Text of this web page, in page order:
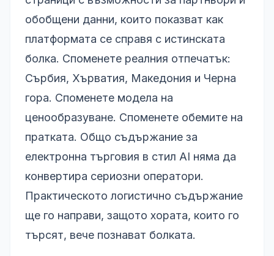
обобщени данни, които показват как
платформата се справя с истинската
болка. Споменете реалния отпечатък:
Сърбия, Хърватия, Македония и Черна
гора. Споменете модела на
ценообразуване. Споменете обемите на
пратката. Общо съдържание за
електронна търговия в стил AI няма да
конвертира сериозни оператори.
Практическото логистично съдържание
ще го направи, защото хората, които го
търсят, вече познават болката.